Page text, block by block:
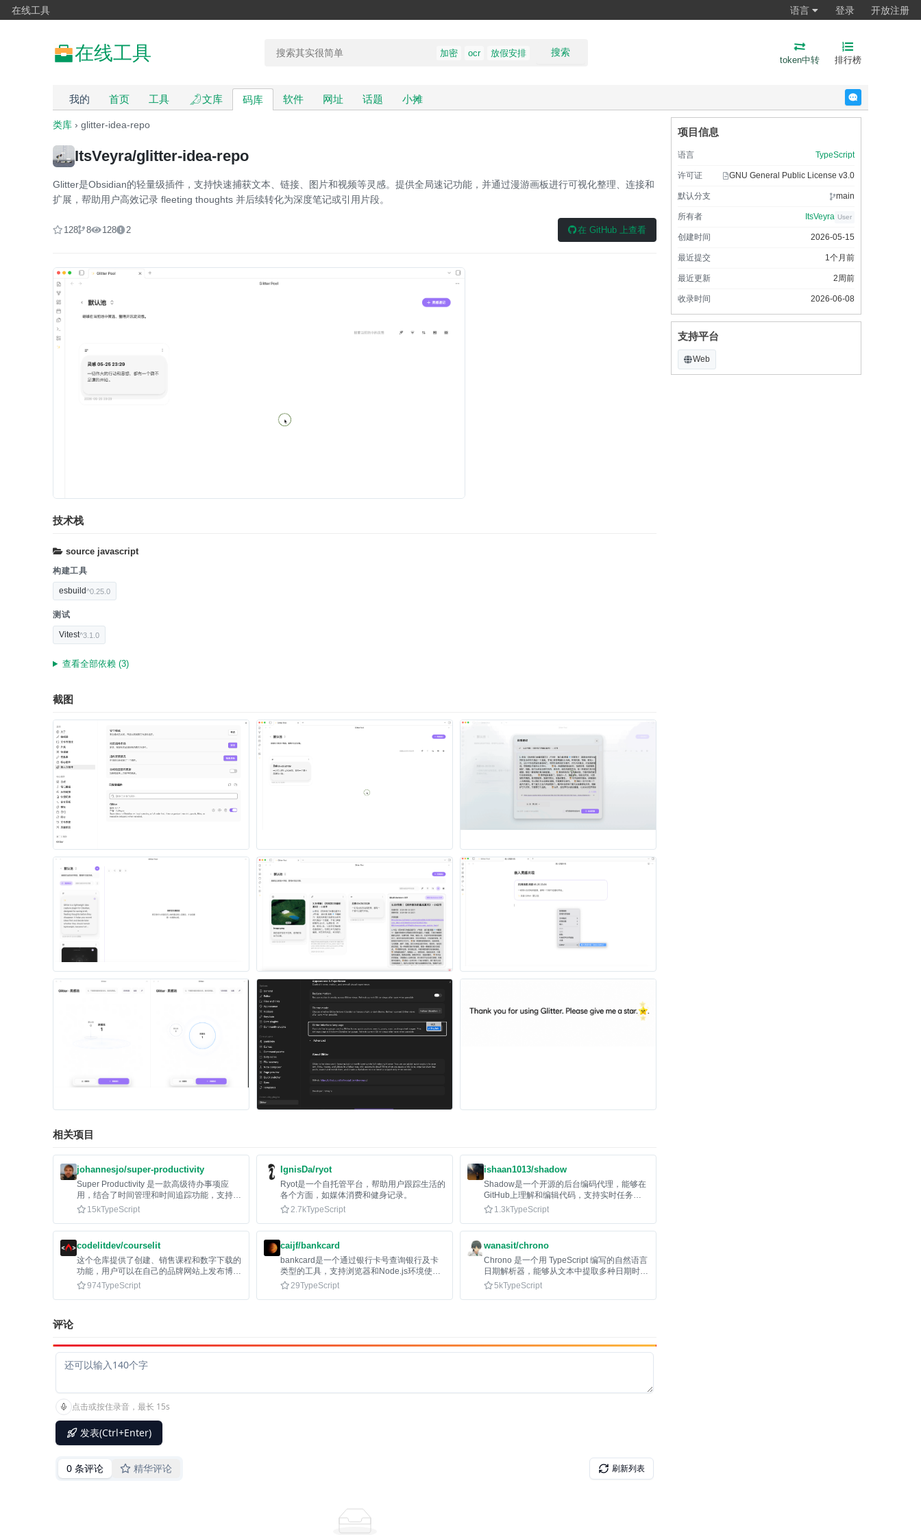
在线工具 语言 登录 开放注册
在线工具 搜索
加密 ocr 放假安排
token中转 排行榜
我的 首页 工具 文库 码库 软件 网址 话题 小摊
类库 › glitter-idea-repo
ItsVeyra/glitter-idea-repo
Glitter是Obsidian的轻量级插件，支持快速捕获文本、链接、图片和视频等灵感。提供全局速记功能，并通过漫游画板进行可视化整理、连接和
扩展，帮助用户高效记录 fleeting thoughts 并后续转化为深度笔记或引用片段。
128 8 128 2 在 GitHub 上查看
技术栈
source javascript
构建工具
esbuild^0.25.0
测试
Vitest^3.1.0
查看全部依赖 (3)
截图
相关项目
johannesjo/super-productivity
Super Productivity 是一款高级待办事项应
用，结合了时间管理和时间追踪功能，支持从
日历、Jira、GitHub等导入任务。
15kTypeScript
IgnisDa/ryot
Ryot是一个自托管平台，帮助用户跟踪生活的
各个方面，如媒体消费和健身记录。
2.7kTypeScript
ishaan1013/shadow
Shadow是一个开源的后台编码代理，能够在
GitHub上理解和编辑代码，支持实时任务跟
踪，适用于多种执行环境。
1.3kTypeScript
codelitdev/courselit
这个仓库提供了创建、销售课程和数字下载的
功能，用户可以在自己的品牌网站上发布博
客，是Teachable等平台的开源替代品。
974TypeScript
caijf/bankcard
bankcard是一个通过银行卡号查询银行及卡
类型的工具，支持浏览器和Node.js环境使
用。29TypeScript
wanasit/chrono
Chrono 是一个用 TypeScript 编写的自然语言
日期解析器，能够从文本中提取多种日期时间
格式信息，支持多语言解析。
5kTypeScript
评论
项目信息
语言 TypeScript
许可证 GNU General Public License v3.0
默认分支 main
所有者 ItsVeyra User
创建时间 2026-05-15
最近提交 1个月前
最近更新 2周前
收录时间 2026-06-08
支持平台
Web